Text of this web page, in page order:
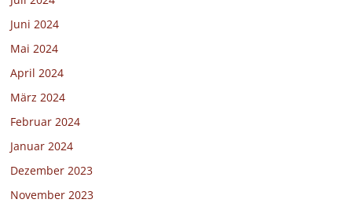
Juni 2024
Mai 2024
April 2024
März 2024
Februar 2024
Januar 2024
Dezember 2023
November 2023